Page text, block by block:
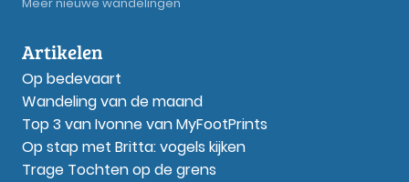
Meer nieuwe wandelingen
Artikelen
Op bedevaart
Wandeling van de maand
Top 3 van Ivonne van MyFootPrints
Op stap met Britta: vogels kijken
Trage Tochten op de grens